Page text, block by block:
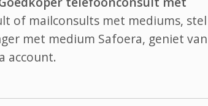
of mailconsults met mediums, stel
met medium Safoera, geniet van
account.